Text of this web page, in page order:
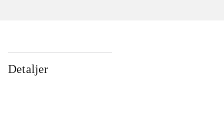
Detaljer